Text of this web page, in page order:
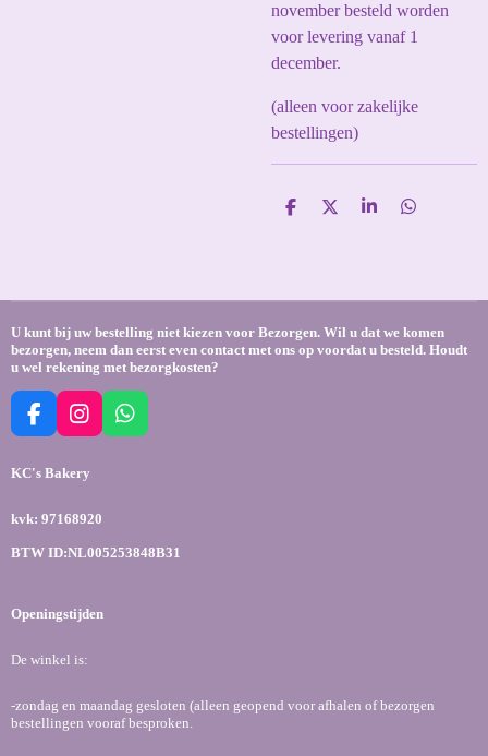
november besteld worden
voor levering vanaf 1
december.
(alleen voor zakelijke
bestellingen)
D
D
S
D
U kunt bij uw bestelling niet kiezen voor Bezorgen. Wil u dat we komen
bezorgen, neem dan eerst even contact met ons op voordat u besteld. Houdt
u wel rekening met bezorgkosten?
F
c
o
o
I
g
r
W
p
KC's Bakery
kvk: 97168920
BTW ID:NL005253848B31
Openingstijden
De winkel is:
-zondag en maandag gesloten (alleen geopend voor afhalen of bezorgen
bestellingen vooraf besproken.